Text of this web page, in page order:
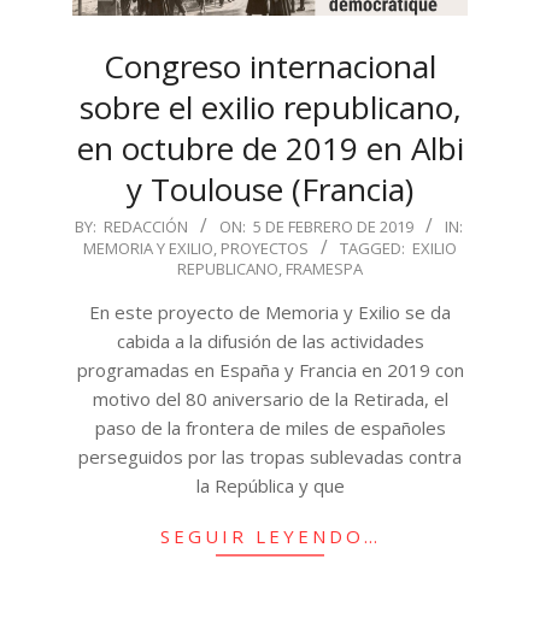
Congreso internacional
sobre el exilio republicano,
en octubre de 2019 en Albi
y Toulouse (Francia)
2019-
02-
BY: REDACCIÓN ON: 5 DE FEBRERO DE 2019
IN:
MEMORIA Y EXILIO, PROYECTOS TAGGED: EXILIO
REPUBLICANO, FRAMESPA
En este proyecto de Memoria y Exilio se da
cabida a la difusión de las actividades
programadas en España y Francia en 2019 con
motivo del 80 aniversario de la Retirada, el
paso de la frontera de miles de españoles
perseguidos por las tropas sublevadas contra
la República y que
SEGUIR LEYENDO…